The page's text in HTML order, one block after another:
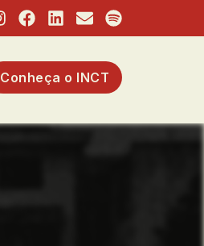
Conheça o INCT